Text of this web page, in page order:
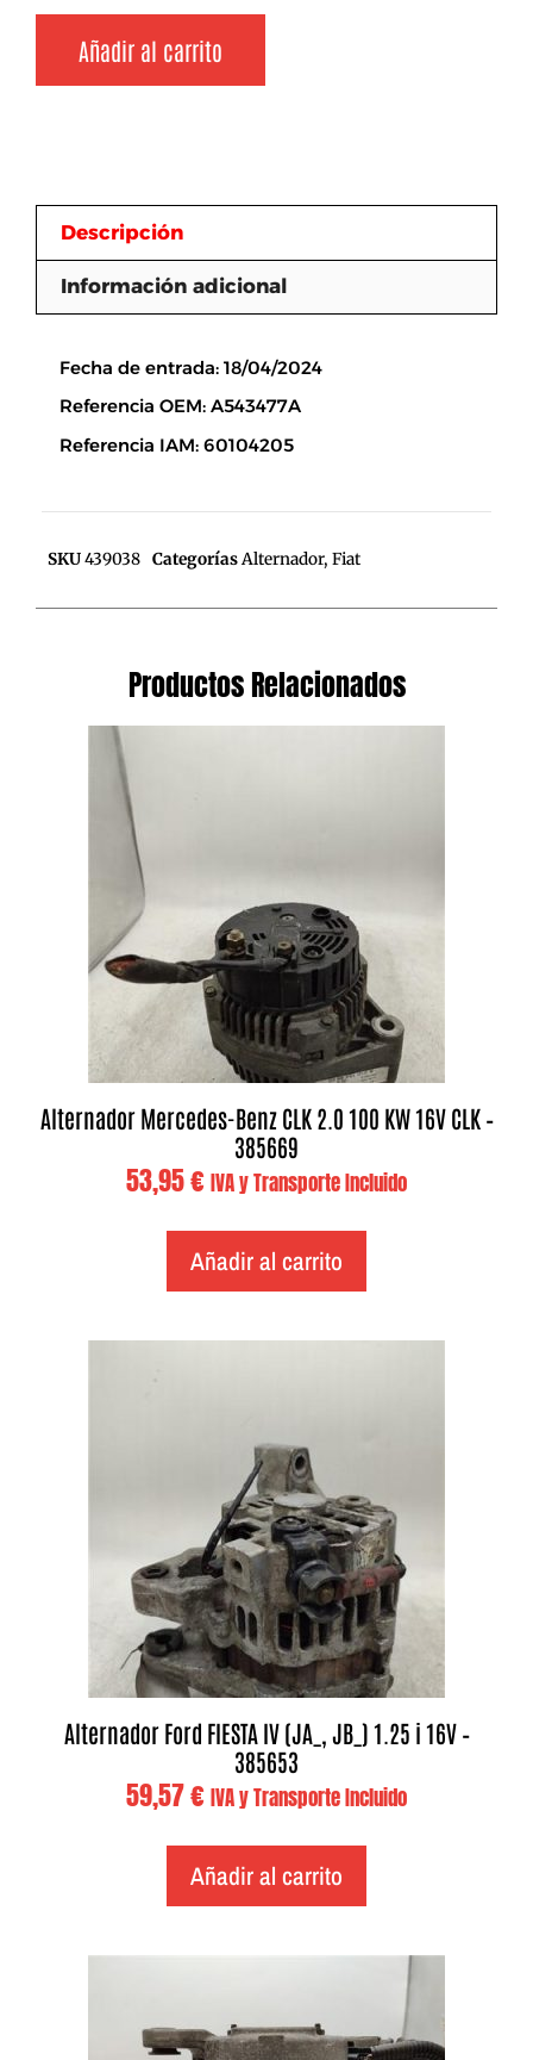
Añadir al carrito
Descripción
Información adicional
Fecha de entrada: 18/04/2024
Referencia OEM: A543477A
Referencia IAM: 60104205
SKU439038 CategoríasAlternador, Fiat
Productos Relacionados
Alternador Mercedes-Benz CLK 2.0 100 KW 16V CLK –
385669
53,95€ IVA y Transporte Incluido
Añadir al carrito
Alternador Ford FIESTA IV (JA_, JB_) 1.25 i 16V –
385653
59,57€ IVA y Transporte Incluido
Añadir al carrito